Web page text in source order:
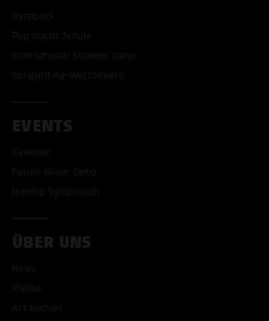
Bandpool
Pop macht Schule
International Summer Camp
Songwriting-Wettbewerb
EVENTS
Kalender
Future Music Camp
HipHop Symposium
ÜBER UNS
News
Presse
Act buchen